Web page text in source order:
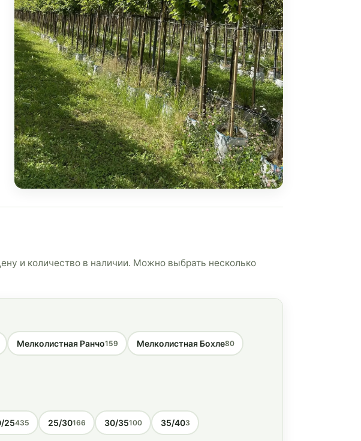
и количество в наличии. Можно выбрать несколько
Мелколистная Ранчо159 Мелколистная Бохле80
25435 25/30166 30/35100 35/403